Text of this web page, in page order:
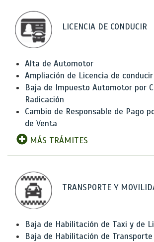
LICENCIA DE CONDUCIR
Alta de Automotor
Ampliación de Licencia de conducir
Baja de Impuesto Automotor por
Radicación
Cambio de Responsable de Pago
de Venta
MÁS TRÁMITES
TRANSPORTE Y
Baja de Habilitación de Taxi y de
Baja de Habilitación de